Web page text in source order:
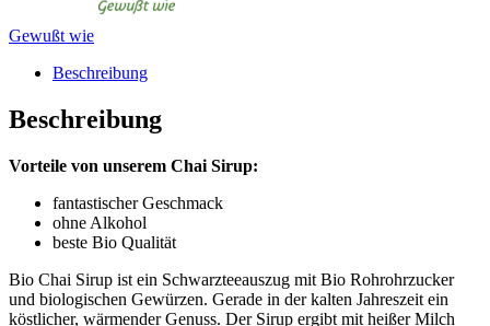
Gewußt wie
Beschreibung
Beschreibung
Vorteile von unserem Chai Sirup:
fantastischer Geschmack
ohne Alkohol
beste Bio Qualität
Bio Chai Sirup ist ein Schwarzteeauszug mit Bio Rohrohrzucker
und biologischen Gewürzen. Gerade in der kalten Jahreszeit ein
köstlicher, wärmender Genuss. Der Sirup ergibt mit heißer Milch